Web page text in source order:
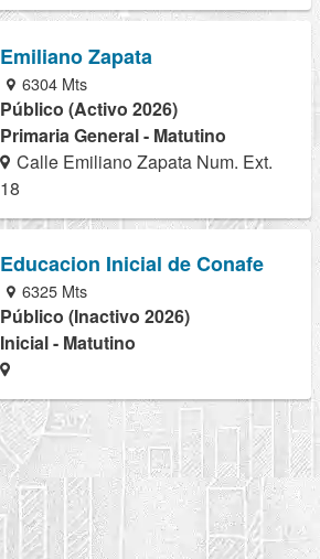
Emiliano Zapata
6304 Mts
Público (Activo 2026)
Primaria General - Matutino
Calle Emiliano Zapata Num. Ext.
18
Educacion Inicial de Conafe
6325 Mts
Público (Inactivo 2026)
Inicial - Matutino